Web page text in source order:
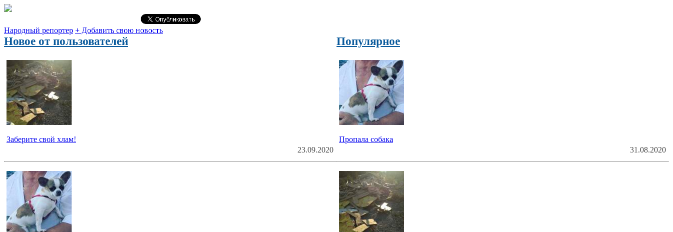
Народный репортер + Добавить свою новость
Новое от пользователей
Заберите свой хлам!
23.09.2020
Популярное
Пропала собака
31.08.2020